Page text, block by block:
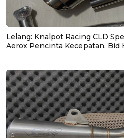
Lelang: Knalpot Racing CLD
Aerox Pencinta Kecepatan, Bid